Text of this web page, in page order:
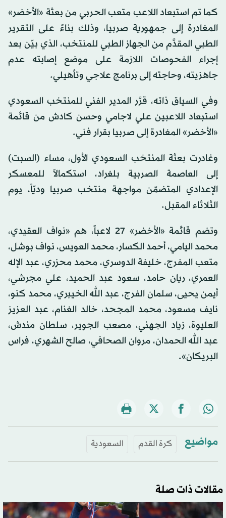
كما تم استبعاد اللاعب متعب الحربي من بعثة «الأخضر»
المغادرة إلى جمهورية صربيا، وذلك بناءً على التقرير
الطبي المقدَّم من الجهاز الطبي للمنتخب، الذي بيّن بعد
إجراء الفحوصات اللازمة على موضع إصابته عدم
جاهزيته، وحاجته إلى برنامج علاجي وتأهيلي.
وفي السياق ذاته، قرَّر المدير الفني للمنتخب السعودي
استبعاد اللاعبين علي لاجامي وحسن كادش من قائمة
«الأخضر» المغادرة إلى صربيا بقرار فني.
وغادرت بعثة المنتخب السعودي الأول، مساء (السبت)
إلى العاصمة الصربية بلغراد، استكمالاً للمعسكر
الإعدادي المتضمّن مواجهة منتخب صربيا وديّاً، يوم
الثلاثاء المقبل.
وتضم قائمة «الأخضر» 27 لاعباً، هم «نواف العقيدي،
محمد اليامي، أحمد الكسار، محمد العويس، نواف بوشل،
متعب المفرج، خليفة الدوسري، محمد محزري، عبد الإله
العمري، ريان حامد، سعود عبد الحميد، علي مجرشي،
أيمن يحيى، سلمان الفرج، عبد الله الخيبري، محمد كنو،
نايف مسعود، محمد المجحد، خالد الغنام، عبد العزيز
العليوة، زياد الجهني، مصعب الجوير، سلطان مندش،
عبد الله الحمدان، مروان الصحافي، صالح الشهري، فراس
البريكان».
مواضيع كرة القدم السعودية
مقالات ذات صلة